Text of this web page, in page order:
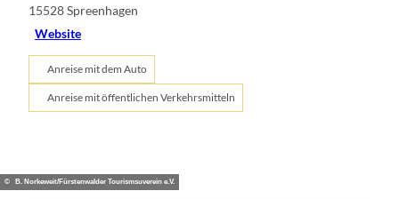
15528Spreenhagen
Website
Anreise mit dem Auto
Anreise mit öffentlichen Verkehrsmitteln
© B. Norkeweit/Fürstenwalder Tourismsuverein e.V.